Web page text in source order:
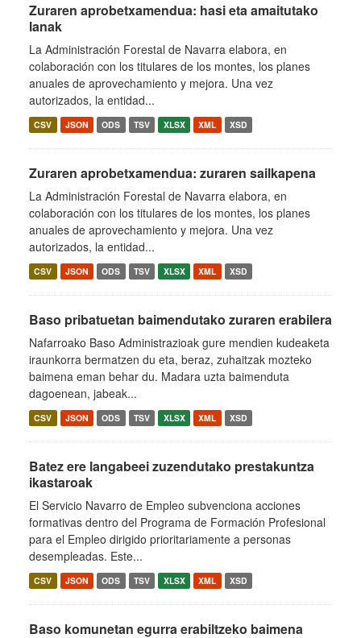
Zuraren aprobetxamendua: hasi eta amaitutako
lanak
La Administración Forestal de Navarra elabora, en
colaboración con los titulares de los montes, los planes
anuales de aprovechamiento y mejora. Una vez
autorizados, la entidad...
CSV JSON ODS TSV XLSX XML XSD
Zuraren aprobetxamendua: zuraren sailkapena
La Administración Forestal de Navarra elabora, en
colaboración con los titulares de los montes, los planes
anuales de aprovechamiento y mejora. Una vez
autorizados, la entidad...
CSV JSON ODS TSV XLSX XML XSD
Baso pribatuetan baimendutako zuraren erabilera
Nafarroako Baso Administrazioak gure mendien kudeaketa
iraunkorra bermatzen du eta, beraz, zuhaitzak mozteko
baimena eman behar du. Madara uzta baimenduta
dagoenean, jabeak...
CSV JSON ODS TSV XLSX XML XSD
Batez ere langabeei zuzendutako prestakuntza
ikastaroak
El Servicio Navarro de Empleo subvenciona acciones
formativas dentro del Programa de Formación Profesional
para el Empleo dirigido prioritariamente a personas
desempleadas. Este...
CSV JSON ODS TSV XLSX XML XSD
Baso komunetan egurra erabiltzeko baimena